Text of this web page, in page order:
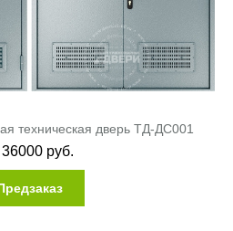
техническая дверь ТД-ДС001
36000 руб.